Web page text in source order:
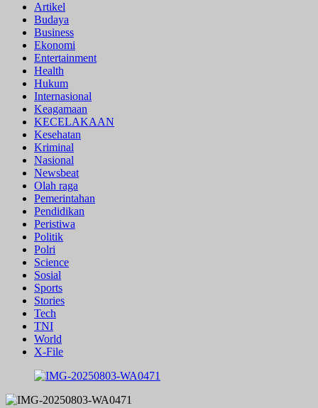
Artikel
Budaya
Business
Ekonomi
Entertainment
Health
Hukum
Internasional
Keagamaan
KECELAKAAN
Kesehatan
Kriminal
Nasional
Newsbeat
Olah raga
Pemerintahan
Pendidikan
Peristiwa
Politik
Polri
Science
Sosial
Sports
Stories
Tech
TNI
World
X-File